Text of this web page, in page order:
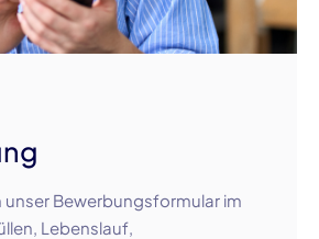
unser Bewerbungsformular im
Lebenslauf,